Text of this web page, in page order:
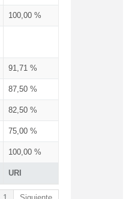
URI
100,00 %
91,71 %
87,50 %
82,50 %
75,00 %
100,00 %